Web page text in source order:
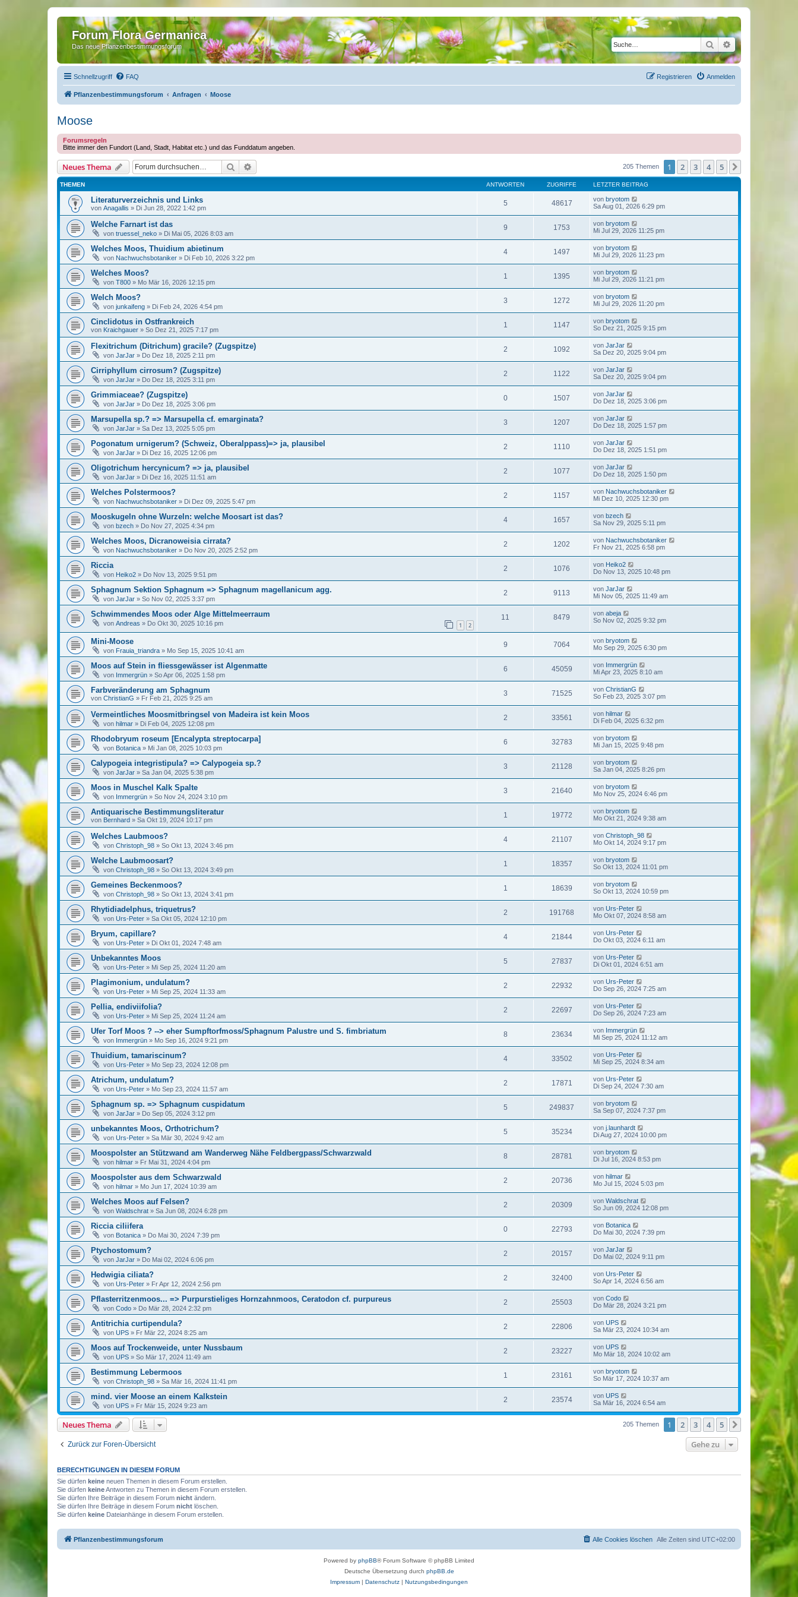
Forum Flora Germanica
Das neue Pflanzenbestimmungsforum SucheErweiterte Suche
Schnellzugriff FAQ Anmelden
Registrieren
Pflanzenbestimmungsforum Anfragen Moose
Moose
Forumsregeln
Bitte immer den Fundort (Land, Stadt, Habitat etc.) und das Funddatum angeben.
Neues Thema Suche 205 Themen 1 2 3 4 5
THEMEN ANTWORTEN ZUGRIFFE LETZTER BEITRAG
Literaturverzeichnis und Links
von Anagallis » Di Jun 28, 2022 1:42 pm
5 48617 von bryotom
Sa Aug 01, 2026 6:29 pm
Welche Farnart ist das
von truessel_neko » Di Mai 05, 2026 8:03 am
9 1753 von bryotom
Mi Jul 29, 2026 11:25 pm
Welches Moos, Thuidium abietinum
von Nachwuchsbotaniker » Di Feb 10, 2026 3:22 pm
4 1497 von bryotom
Mi Jul 29, 2026 11:23 pm
Welches Moos?
von T800 » Mo Mär 16, 2026 12:15 pm
1 1395 von bryotom
Mi Jul 29, 2026 11:21 pm
Welch Moos?
von junkaifeng » Di Feb 24, 2026 4:54 pm
3 1272 von bryotom
Mi Jul 29, 2026 11:20 pm
Cinclidotus in Ostfrankreich
von Kraichgauer » So Dez 21, 2025 7:17 pm
1 1147 von bryotom
So Dez 21, 2025 9:15 pm
Flexitrichum (Ditrichum) gracile? (Zugspitze)
von JarJar » Do Dez 18, 2025 2:11 pm
2 1092 von JarJar
Sa Dez 20, 2025 9:04 pm
Cirriphyllum cirrosum? (Zugspitze)
von JarJar » Do Dez 18, 2025 3:11 pm
2 1122 von JarJar
Sa Dez 20, 2025 9:04 pm
Grimmiaceae? (Zugspitze)
von JarJar » Do Dez 18, 2025 3:06 pm
0 1507 von JarJar
Do Dez 18, 2025 3:06 pm
Marsupella sp.? => Marsupella cf. emarginata?
von JarJar » Sa Dez 13, 2025 5:05 pm
3 1207 von JarJar
Do Dez 18, 2025 1:57 pm
Pogonatum urnigerum? (Schweiz, Oberalppass)=> ja, plausibel
von JarJar » Di Dez 16, 2025 12:06 pm
2 1110 von JarJar
Do Dez 18, 2025 1:51 pm
Oligotrichum hercynicum? => ja, plausibel
von JarJar » Di Dez 16, 2025 11:51 am
2 1077 von JarJar
Do Dez 18, 2025 1:50 pm
Welches Polstermoos?
von Nachwuchsbotaniker » Di Dez 09, 2025 5:47 pm
2 1157 von Nachwuchsbotaniker
Mi Dez 10, 2025 12:30 pm
Mooskugeln ohne Wurzeln: welche Moosart ist das?
von bzech » Do Nov 27, 2025 4:34 pm
4 1657 von bzech
Sa Nov 29, 2025 5:11 pm
Welches Moos, Dicranoweisia cirrata?
von Nachwuchsbotaniker » Do Nov 20, 2025 2:52 pm
2 1202 von Nachwuchsbotaniker
Fr Nov 21, 2025 6:58 pm
Riccia
von Heiko2 » Do Nov 13, 2025 9:51 pm
2 1076 von Heiko2
Do Nov 13, 2025 10:48 pm
Sphagnum Sektion Sphagnum => Sphagnum magellanicum agg.
von JarJar » So Nov 02, 2025 3:37 pm
2 9113 von JarJar
Mi Nov 05, 2025 11:49 am
Schwimmendes Moos oder Alge Mittelmeerraum
von Andreas » Do Okt 30, 2025 10:16 pm 1 2
11 8479 von abeja
So Nov 02, 2025 9:32 pm
Mini-Moose
von Frauia_triandra » Mo Sep 15, 2025 10:41 am
9 7064 von bryotom
Mo Sep 29, 2025 6:30 pm
Moos auf Stein in fliessgewässer ist Algenmatte
von Immergrün » So Apr 06, 2025 1:58 pm
6 45059 von Immergrün
Mi Apr 23, 2025 8:10 am
Farbveränderung am Sphagnum
von ChristianG » Fr Feb 21, 2025 9:25 am
3 71525 von ChristianG
So Feb 23, 2025 3:07 pm
Vermeintliches Moosmitbringsel von Madeira ist kein Moos
von hilmar » Di Feb 04, 2025 12:08 pm
2 33561 von hilmar
Di Feb 04, 2025 6:32 pm
Rhodobryum roseum [Encalypta streptocarpa]
von Botanica » Mi Jan 08, 2025 10:03 pm
6 32783 von bryotom
Mi Jan 15, 2025 9:48 pm
Calypogeia integristipula? => Calypogeia sp.?
von JarJar » Sa Jan 04, 2025 5:38 pm
3 21128 von bryotom
Sa Jan 04, 2025 8:26 pm
Moos in Muschel Kalk Spalte
von Immergrün » So Nov 24, 2024 3:10 pm
3 21640 von bryotom
Mo Nov 25, 2024 6:46 pm
Antiquarische Bestimmungsliteratur
von Bernhard » Sa Okt 19, 2024 10:17 pm
1 19772 von bryotom
Mo Okt 21, 2024 9:38 am
Welches Laubmoos?
von Christoph_98 » So Okt 13, 2024 3:46 pm
4 21107 von Christoph_98
Mo Okt 14, 2024 9:17 pm
Welche Laubmoosart?
von Christoph_98 » So Okt 13, 2024 3:49 pm
1 18357 von bryotom
So Okt 13, 2024 11:01 pm
Gemeines Beckenmoos?
von Christoph_98 » So Okt 13, 2024 3:41 pm
1 18639 von bryotom
So Okt 13, 2024 10:59 pm
Rhytidiadelphus, triquetrus?
von Urs-Peter » Sa Okt 05, 2024 12:10 pm
2 191768 von Urs-Peter
Mo Okt 07, 2024 8:58 am
Bryum, capillare?
von Urs-Peter » Di Okt 01, 2024 7:48 am
4 21844 von Urs-Peter
Do Okt 03, 2024 6:11 am
Unbekanntes Moos
von Urs-Peter » Mi Sep 25, 2024 11:20 am
5 27837 von Urs-Peter
Di Okt 01, 2024 6:51 am
Plagimonium, undulatum?
von Urs-Peter » Mi Sep 25, 2024 11:33 am
2 22932 von Urs-Peter
Do Sep 26, 2024 7:25 am
Pellia, endiviifolia?
von Urs-Peter » Mi Sep 25, 2024 11:24 am
2 22697 von Urs-Peter
Do Sep 26, 2024 7:23 am
Ufer Torf Moos ? --> eher Sumpftorfmoss/Sphagnum Palustre und S. fimbriatum
von Immergrün » Mo Sep 16, 2024 9:21 pm
8 23634 von Immergrün
Mi Sep 25, 2024 11:12 am
Thuidium, tamariscinum?
von Urs-Peter » Mo Sep 23, 2024 12:08 pm
4 33502 von Urs-Peter
Mi Sep 25, 2024 8:34 am
Atrichum, undulatum?
von Urs-Peter » Mo Sep 23, 2024 11:57 am
2 17871 von Urs-Peter
Di Sep 24, 2024 7:30 am
Sphagnum sp. => Sphagnum cuspidatum
von JarJar » Do Sep 05, 2024 3:12 pm
5 249837 von bryotom
Sa Sep 07, 2024 7:37 pm
unbekanntes Moos, Orthotrichum?
von Urs-Peter » Sa Mär 30, 2024 9:42 am
5 35234 von j.launhardt
Di Aug 27, 2024 10:00 pm
Moospolster an Stützwand am Wanderweg Nähe Feldbergpass/Schwarzwald
von hilmar » Fr Mai 31, 2024 4:04 pm
8 28781 von bryotom
Di Jul 16, 2024 8:53 pm
Moospolster aus dem Schwarzwald
von hilmar » Mo Jun 17, 2024 10:39 am
2 20736 von hilmar
Mo Jul 15, 2024 5:03 pm
Welches Moos auf Felsen?
von Waldschrat » Sa Jun 08, 2024 6:28 pm
2 20309 von Waldschrat
So Jun 09, 2024 12:08 pm
Riccia ciliifera
von Botanica » Do Mai 30, 2024 7:39 pm
0 22793 von Botanica
Do Mai 30, 2024 7:39 pm
Ptychostomum?
von JarJar » Do Mai 02, 2024 6:06 pm
2 20157 von JarJar
Do Mai 02, 2024 9:11 pm
Hedwigia ciliata?
von Urs-Peter » Fr Apr 12, 2024 2:56 pm
2 32400 von Urs-Peter
So Apr 14, 2024 6:56 am
Pflasterritzenmoos... => Purpurstieliges Hornzahnmoos, Ceratodon cf. purpureus
von Codo » Do Mär 28, 2024 2:32 pm
2 25503 von Codo
Do Mär 28, 2024 3:21 pm
Antitrichia curtipendula?
von UPS » Fr Mär 22, 2024 8:25 am
2 22806 von UPS
Sa Mär 23, 2024 10:34 am
Moos auf Trockenweide, unter Nussbaum
von UPS » So Mär 17, 2024 11:49 am
2 23227 von UPS
Mo Mär 18, 2024 10:02 am
Bestimmung Lebermoos
von Christoph_98 » Sa Mär 16, 2024 11:41 pm
1 23161 von bryotom
So Mär 17, 2024 10:37 am
mind. vier Moose an einem Kalkstein
von UPS » Fr Mär 15, 2024 9:23 am
2 23574 von UPS
Sa Mär 16, 2024 6:54 am
Neues Thema 205 Themen 1 2 3 4 5 Nächste
Zurück zur Foren-Übersicht Gehe zu
BERECHTIGUNGEN IN DIESEM FORUM
Sie dürfen keine neuen Themen in diesem Forum erstellen.
Sie dürfen keineAntworten zu Themen in diesem Forum erstellen.
Sie dürfen Ihre Beiträge in diesem Forum nicht ändern.
Sie dürfen Ihre Beiträge in diesem Forum nicht löschen.
Sie dürfen keine Dateianhänge in diesem Forum erstellen.
Pflanzenbestimmungsforum Alle Zeiten sind UTC+02:00
Alle Cookies löschen
Powered by phpBB® Forum Software © phpBB Limited
Deutsche Übersetzung durch phpBB.de
Impressum | Datenschutz | Nutzungsbedingungen